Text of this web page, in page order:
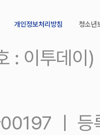
개인정보처리방침 청소년
: 이투데
00197 ㅣ